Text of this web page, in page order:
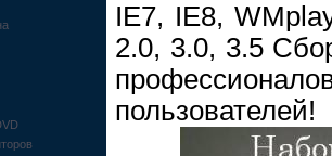
IE7, IE8,
2.0, 3.0, 3.5
пользователей!